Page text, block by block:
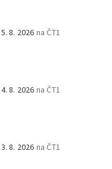
5. 8. 2026 na ČT1
4. 8. 2026 na ČT1
3. 8. 2026 na ČT1